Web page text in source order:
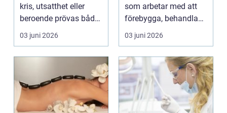
kris, utsatthet eller
beroende prövas både
yrkesrollen o...
03 juni 2026
som arbetar med att
förebygga, behandla
och lindra problem...
03 juni 2026